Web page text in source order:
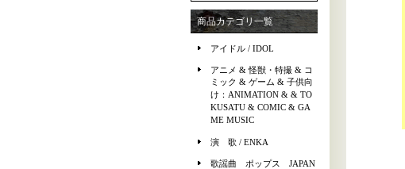
商品カテゴリ一覧
アイドル / IDOL
アニメ & 怪獣・特撮 & コ
ミック & ゲーム & 子供向
け：ANIMATION & & TO
KUSATU & COMIC & GA
ME MUSIC
演 歌 / ENKA
歌謡曲 ポップス JAPAN